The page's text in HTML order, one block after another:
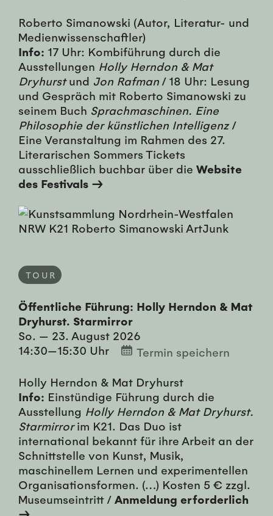
Roberto Simanowski (Autor, Literatur- und
Medienwissenschaftler)
Info: 17 Uhr: Kombiführung durch die
Ausstellungen Holly Herndon & Mat
Dryhurstund Jon Rafman / 18 Uhr: Lesung
und Gespräch mit Roberto Simanowski zu
seinem Buch Sprachmaschinen. Eine
Philosophie der künstlichen Intelligenz/
Eine Veranstaltung im Rahmen des 27.
Literarischen Sommers Tickets
ausschließlich buchbar über die Website
des Festivals →
TOUR
Öffentliche Führung: Holly Herndon & Mat
Dryhurst. Starmirror
So. — 23. August 2026
14:30—15:30 Uhr
Termin speichern
Holly Herndon & Mat Dryhurst
Info: Einstündige Führung durch die
Ausstellung Holly Herndon & Mat Dryhurst.
Starmirrorim K21. Das Duo ist
international bekannt für ihre Arbeit an der
Schnittstelle von Kunst, Musik,
maschinellem Lernen und experimentellen
Organisationsformen. (…) Kosten 5 € zzgl.
Museumseintritt / Anmeldung erforderlich